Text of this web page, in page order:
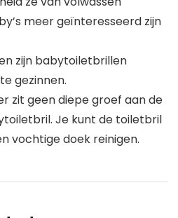
meer geïnteresseerd zijn
zijn babytoiletbrillen
gezinnen.
zit geen diepe groef aan de
Je kunt de toiletbril
vochtige doek reinigen.